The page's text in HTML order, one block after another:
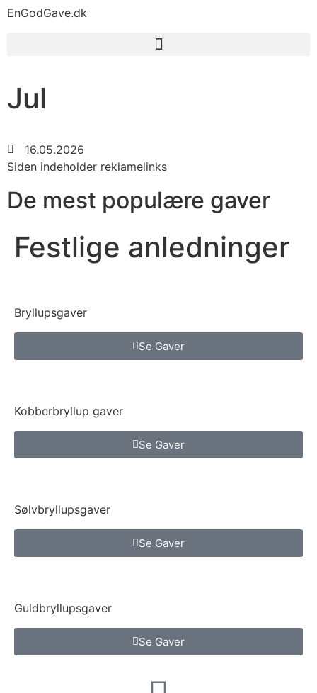
EnGodGave.dk
Jul
16.05.2026
Siden indeholder reklamelinks
De mest populære gaver
Festlige anledninger
Bryllupsgaver
Se Gaver
Kobberbryllup gaver
Se Gaver
Sølvbryllupsgaver
Se Gaver
Guldbryllupsgaver
Se Gaver